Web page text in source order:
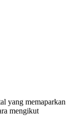
yang memaparkan
mengikut